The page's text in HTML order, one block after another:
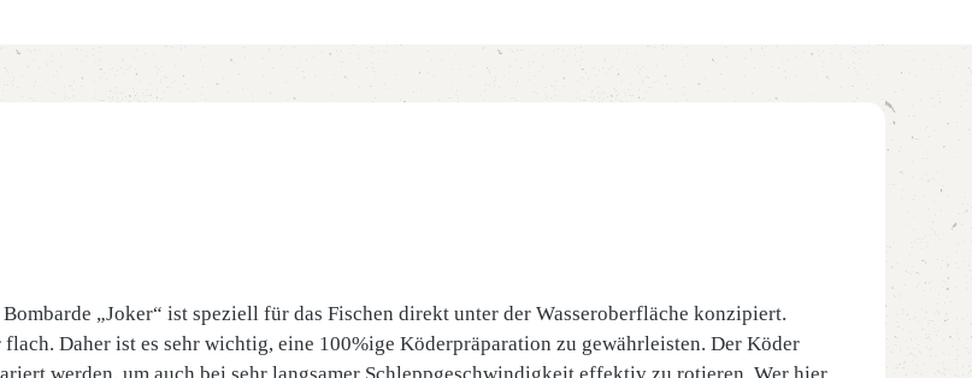
„Joker“ ist speziell für das Fischen direkt unter der Wasseroberfläche konzipiert.
Daher ist es sehr wichtig, eine 100%ige Köderpräparation zu gewährleisten. Der Köder